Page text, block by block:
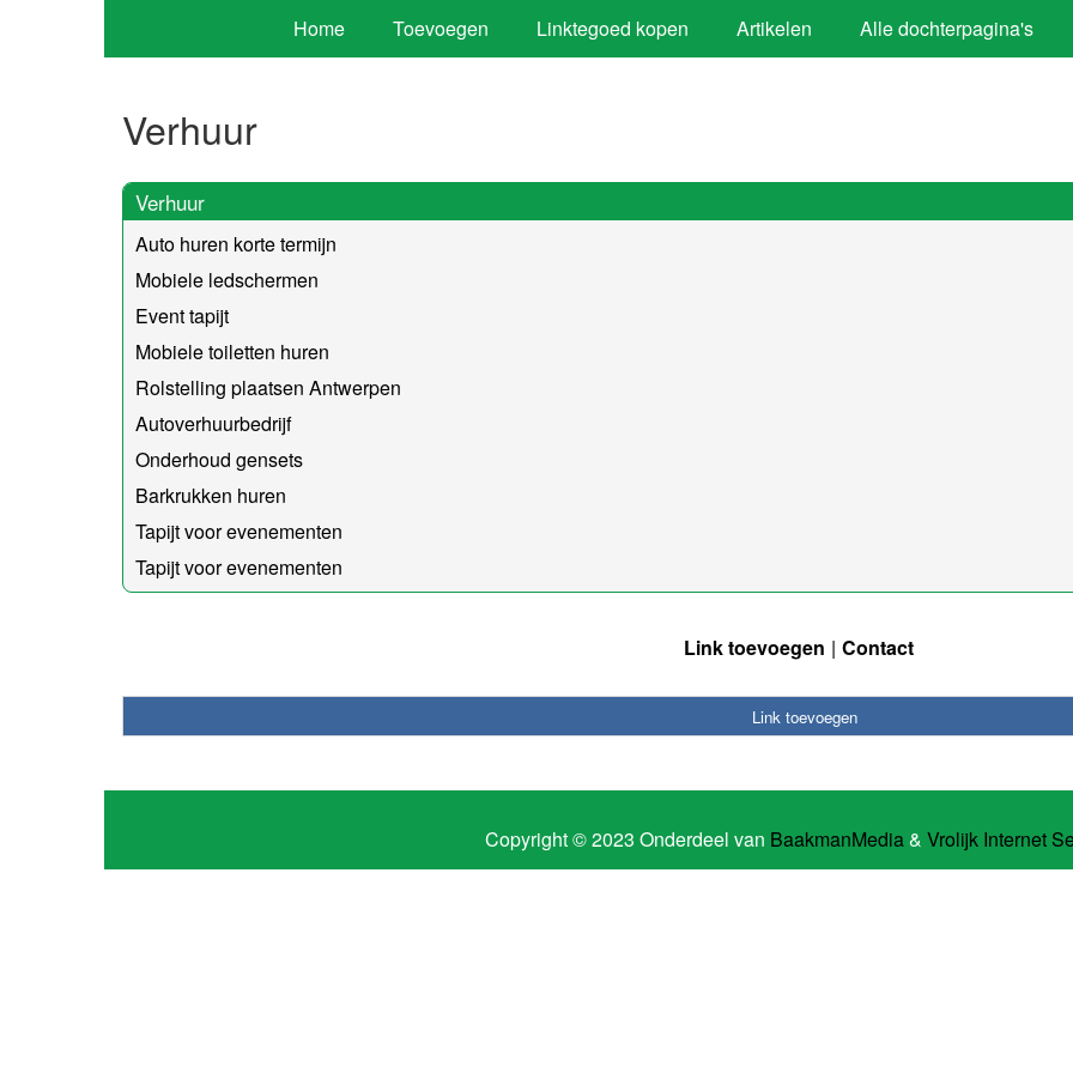
Home Toevoegen Linktegoed kopen Artikelen Alle dochterpagina's
Verhuur
Verhuur
Auto huren korte termijn
Mobiele ledschermen
Event tapijt
Mobiele toiletten huren
Rolstelling plaatsen Antwerpen
Autoverhuurbedrijf
Onderhoud gensets
Barkrukken huren
Tapijt voor evenementen
Tapijt voor evenementen
Link toevoegen Contact
Link toevoegen
Copyright © 2023 Onderdeel van BaakmanMedia& Vrolijk Internet